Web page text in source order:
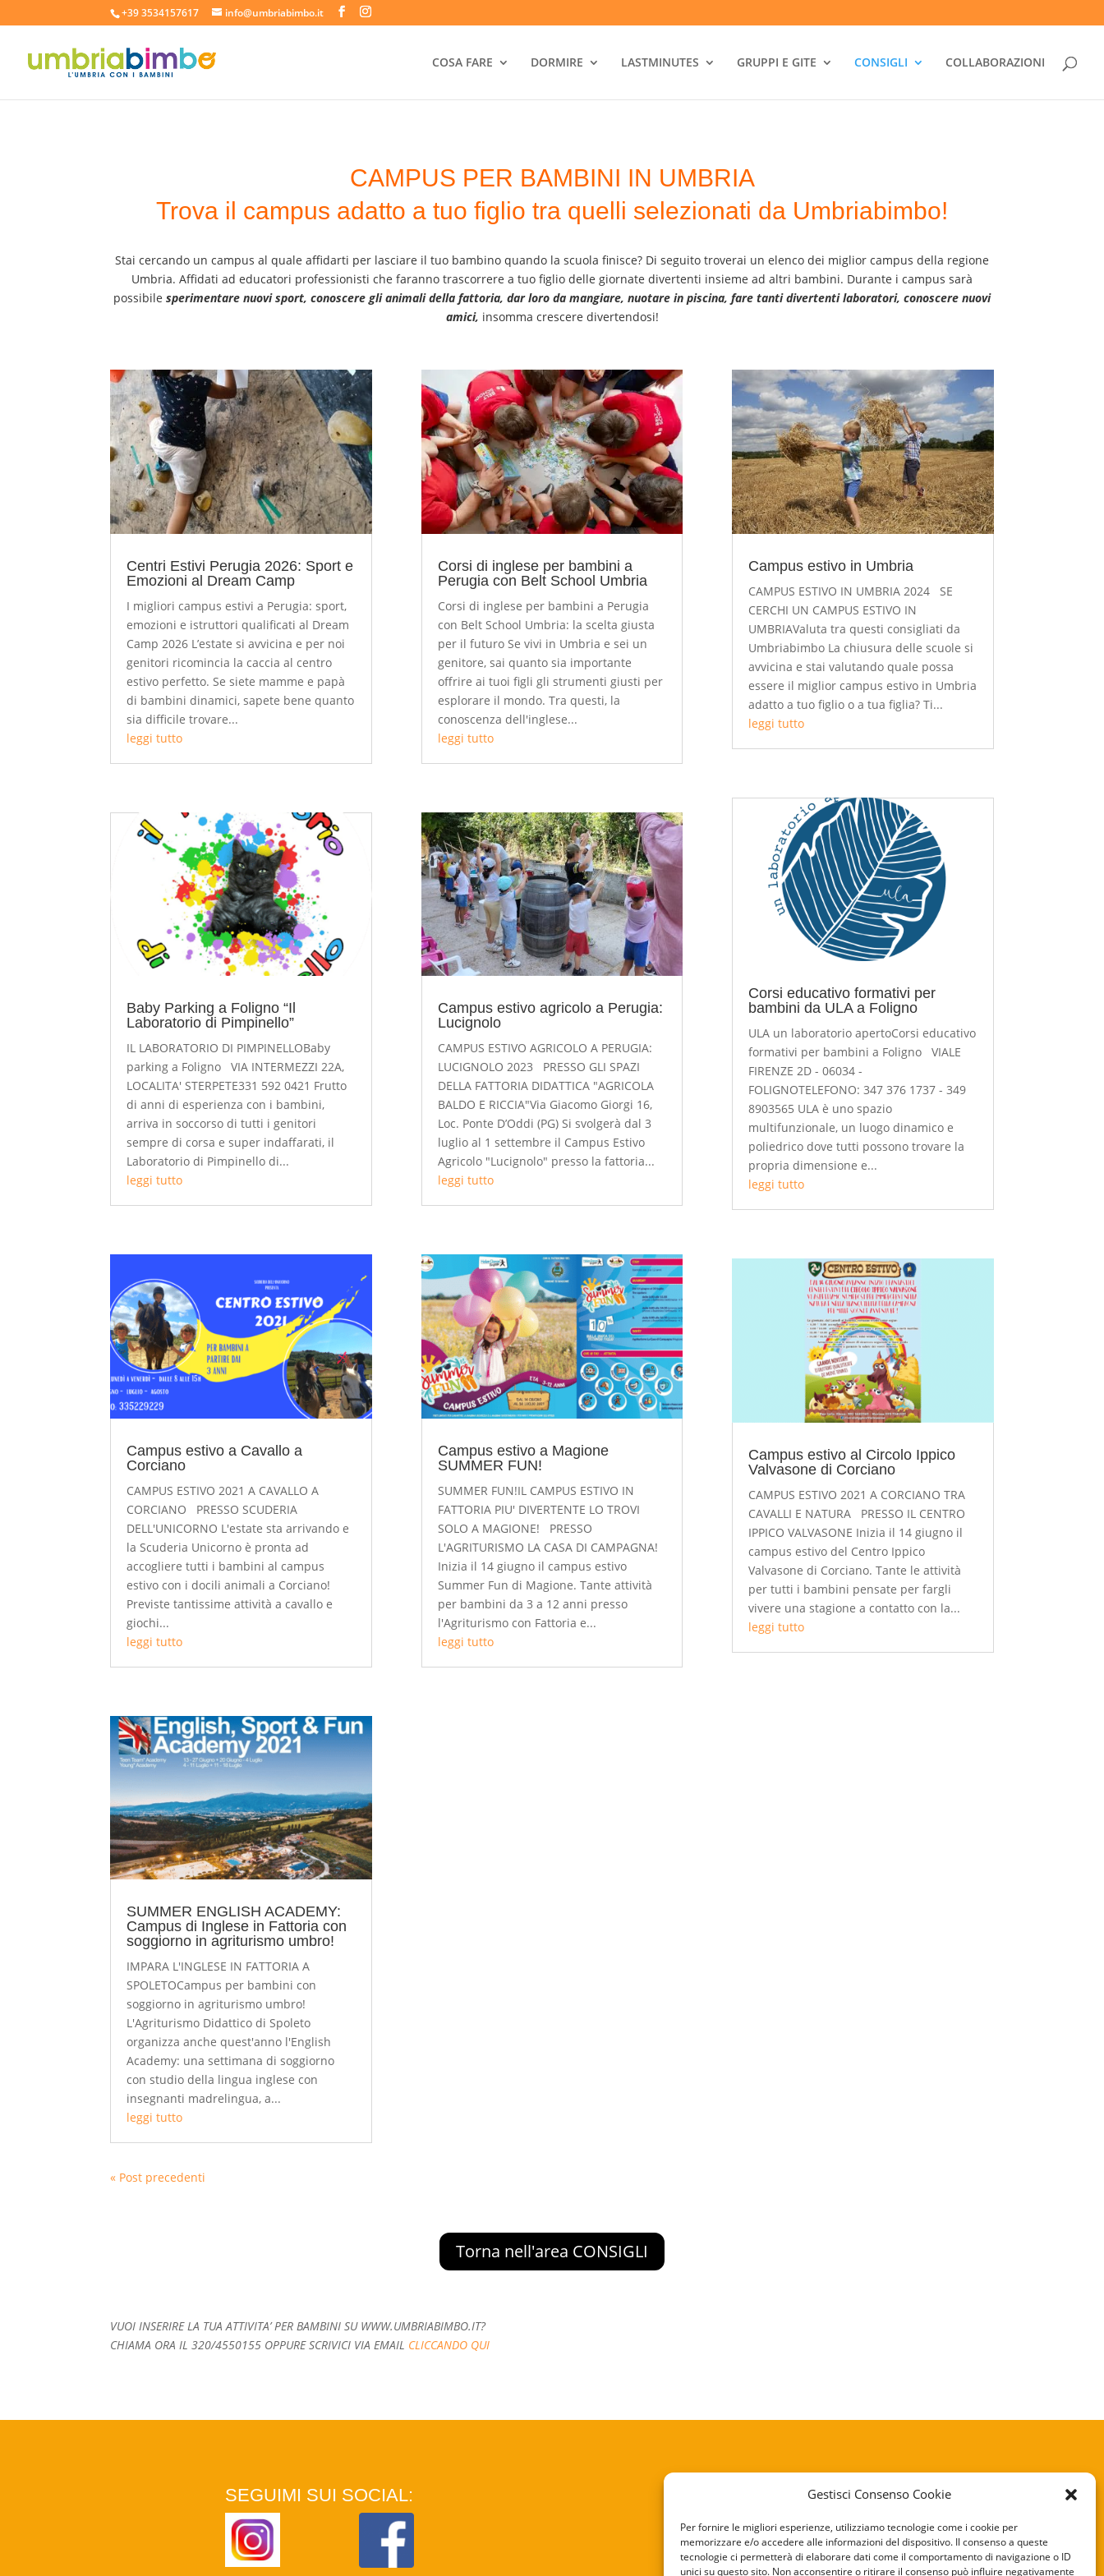
Gestisci Consenso Cookie
Per fornire le migliori esperienze, utilizziamo tecnologie come i cookie per
memorizzare e/o accedere alle informazioni del dispositivo. Il consenso a queste
tecnologie ci permetterà di elaborare dati come il comportamento di navigazione o ID
unici su questo sito. Non acconsentire o ritirare il consenso può influire negativamente
+39 3534157617 info@umbriabimbo.it
COSA FARE DORMIRE LASTMINUTES GRUPPI E GITE CONSIGLI COLLABORAZIONI
CAMPUS PER BAMBINI IN UMBRIA
Trova il campus adatto a tuo figlio tra quelli selezionati da Umbriabimbo!
Stai cercando un campus al quale affidarti per lasciare il tuo bambino quando la scuola finisce? Di seguito troverai un elenco dei miglior campus della regione
Umbria. Affidati ad educatori professionisti che faranno trascorrere a tuo figlio delle giornate divertenti insieme ad altri bambini. Durante i campus sarà
possibile sperimentare nuovi sport, conoscere gli animali della fattoria, dar loro da mangiare, nuotare in piscina, fare tanti divertenti laboratori, conoscere nuovi
amici, insomma crescere divertendosi!
Centri Estivi Perugia 2026: Sport e
Emozioni al Dream Camp
I migliori campus estivi a Perugia: sport,
emozioni e istruttori qualificati al Dream
Camp 2026 L’estate si avvicina e per noi
genitori ricomincia la caccia al centro
estivo perfetto. Se siete mamme e papà
di bambini dinamici, sapete bene quanto
sia difficile trovare...
leggi tutto
Baby Parking a Foligno “Il
Laboratorio di Pimpinello”
IL LABORATORIO DI PIMPINELLOBaby
parking a Foligno VIA INTERMEZZI 22A,
LOCALITA' STERPETE331 592 0421 Frutto
di anni di esperienza con i bambini,
arriva in soccorso di tutti i genitori
sempre di corsa e super indaffarati, il
Laboratorio di Pimpinello di...
leggi tutto
Campus estivo a Cavallo a
Corciano
CAMPUS ESTIVO 2021 A CAVALLO A
CORCIANO PRESSO SCUDERIA
DELL'UNICORNO L'estate sta arrivando e
la Scuderia Unicorno è pronta ad
accogliere tutti i bambini al campus
estivo con i docili animali a Corciano!
Previste tantissime attività a cavallo e
giochi...
leggi tutto
SUMMER ENGLISH ACADEMY:
Campus di Inglese in Fattoria con
soggiorno in agriturismo umbro!
IMPARA L'INGLESE IN FATTORIA A
SPOLETOCampus per bambini con
soggiorno in agriturismo umbro!
L'Agriturismo Didattico di Spoleto
organizza anche quest'anno l'English
Academy: una settimana di soggiorno
con studio della lingua inglese con
insegnanti madrelingua, a...
leggi tutto
Corsi di inglese per bambini a
Perugia con Belt School Umbria
Corsi di inglese per bambini a Perugia
con Belt School Umbria: la scelta giusta
per il futuro Se vivi in Umbria e sei un
genitore, sai quanto sia importante
offrire ai tuoi figli gli strumenti giusti per
esplorare il mondo. Tra questi, la
conoscenza dell'inglese...
leggi tutto
Campus estivo agricolo a Perugia:
Lucignolo
CAMPUS ESTIVO AGRICOLO A PERUGIA:
LUCIGNOLO 2023 PRESSO GLI SPAZI
DELLA FATTORIA DIDATTICA "AGRICOLA
BALDO E RICCIA"Via Giacomo Giorgi 16,
Loc. Ponte D’Oddi (PG) Si svolgerà dal 3
luglio al 1 settembre il Campus Estivo
Agricolo "Lucignolo" presso la fattoria...
leggi tutto
Campus estivo a Magione
SUMMER FUN!
SUMMER FUN!IL CAMPUS ESTIVO IN
FATTORIA PIU' DIVERTENTE LO TROVI
SOLO A MAGIONE! PRESSO
L'AGRITURISMO LA CASA DI CAMPAGNA!
Inizia il 14 giugno il campus estivo
Summer Fun di Magione. Tante attività
per bambini da 3 a 12 anni presso
l'Agriturismo con Fattoria e...
leggi tutto
Campus estivo in Umbria
CAMPUS ESTIVO IN UMBRIA 2024 SE
CERCHI UN CAMPUS ESTIVO IN
UMBRIAValuta tra questi consigliati da
Umbriabimbo La chiusura delle scuole si
avvicina e stai valutando quale possa
essere il miglior campus estivo in Umbria
adatto a tuo figlio o a tua figlia? Ti...
leggi tutto
Corsi educativo formativi per
bambini da ULA a Foligno
ULA un laboratorio apertoCorsi educativo
formativi per bambini a Foligno VIALE
FIRENZE 2D - 06034 -
FOLIGNOTELEFONO: 347 376 1737 - 349
8903565 ULA è uno spazio
multifunzionale, un luogo dinamico e
poliedrico dove tutti possono trovare la
propria dimensione e...
leggi tutto
Campus estivo al Circolo Ippico
Valvasone di Corciano
CAMPUS ESTIVO 2021 A CORCIANO TRA
CAVALLI E NATURA PRESSO IL CENTRO
IPPICO VALVASONE Inizia il 14 giugno il
campus estivo del Centro Ippico
Valvasone di Corciano. Tante le attività
per tutti i bambini pensate per fargli
vivere una stagione a contatto con la...
leggi tutto
« Post precedenti
Torna nell'area CONSIGLI
VUOI INSERIRE LA TUA ATTIVITA’ PER BAMBINI SU WWW.UMBRIABIMBO.IT?
CHIAMA ORA IL 320/4550155 OPPURE SCRIVICI VIA EMAIL CLICCANDO QUI
SEGUIMI SUI SOCIAL:
PRIVACY POLICY